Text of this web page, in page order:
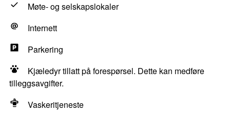
Møte- og selskapslokaler
Internett
Parkering
Kjæledyr tillatt på forespørsel. Dette kan medføre
tilleggsavgifter.
Vaskeritjeneste